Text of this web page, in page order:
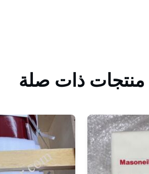
منتجات ذات صلة